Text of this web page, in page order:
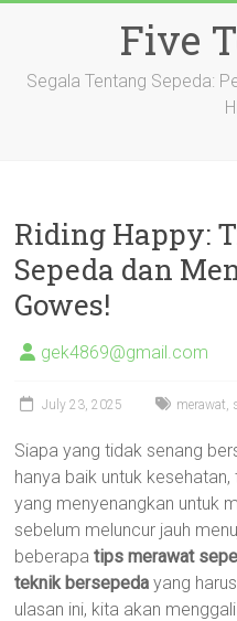
Five
Segala Tentang Sepeda:
Riding Happy:
Sepeda dan
Gowes!
gek4869@gmail.com
July 23, 2025 merawat,
Siapa yang tidak senang
hanya baik untuk
yang menyenangkan untuk
sebelum meluncur jauh
beberapatips merawat
teknik bersepeda yang
ulasan ini, kita akan